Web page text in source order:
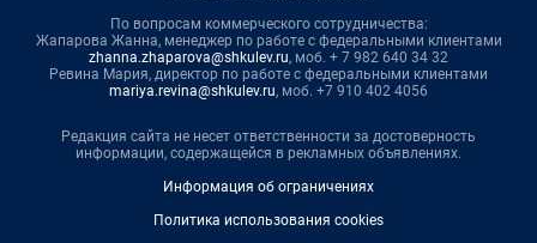
По вопросам коммерческого сотрудничества:
Жапарова Жанна, менеджер по работе с федеральными клиентами
zhanna.zhaparova@shkulev.ru, моб. + 7 982 640 34 32
Ревина Мария, директор по работе с федеральными клиентами
mariya.revina@shkulev.ru, моб. +7 910 402 4056
Редакция сайта не несет ответственности за достоверность
информации, содержащейся в рекламных объявлениях.
Информация об ограничениях
Политика использования cookies